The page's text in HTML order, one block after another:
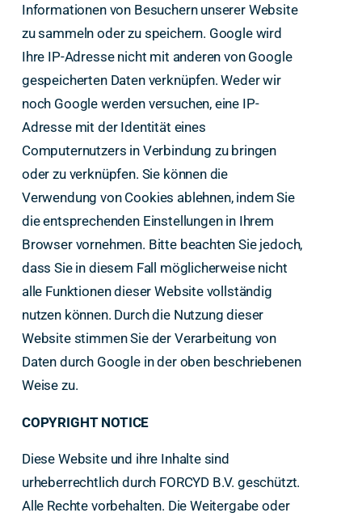
Informationen von Besuchern unserer Website
zu sammeln oder zu speichern. Google wird
Ihre IP-Adresse nicht mit anderen von Google
gespeicherten Daten verknüpfen. Weder wir
noch Google werden versuchen, eine IP-
Adresse mit der Identität eines
Computernutzers in Verbindung zu bringen
oder zu verknüpfen. Sie können die
Verwendung von Cookies ablehnen, indem Sie
die entsprechenden Einstellungen in Ihrem
Browser vornehmen. Bitte beachten Sie jedoch,
dass Sie in diesem Fall möglicherweise nicht
alle Funktionen dieser Website vollständig
nutzen können. Durch die Nutzung dieser
Website stimmen Sie der Verarbeitung von
Daten durch Google in der oben beschriebenen
Weise zu.
COPYRIGHT NOTICE
Diese Website und ihre Inhalte sind
urheberrechtlich durch FORCYD B.V. geschützt.
Alle Rechte vorbehalten. Die Weitergabe oder